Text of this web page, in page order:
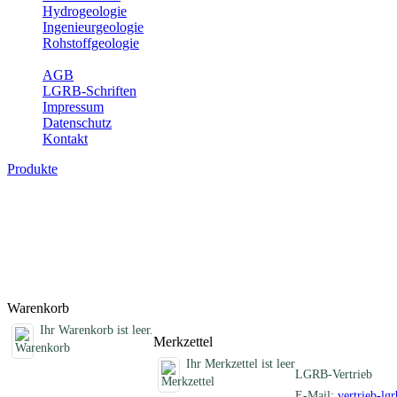
Hydrogeologie
Ingenieurgeologie
Rohstoffgeologie
AGB
LGRB-Schriften
Impressum
Datenschutz
Kontakt
Produkte
Warenkorb
Ihr Warenkorb ist leer.
Merkzettel
Ihr Merkzettel ist leer
LGRB-Vertrieb